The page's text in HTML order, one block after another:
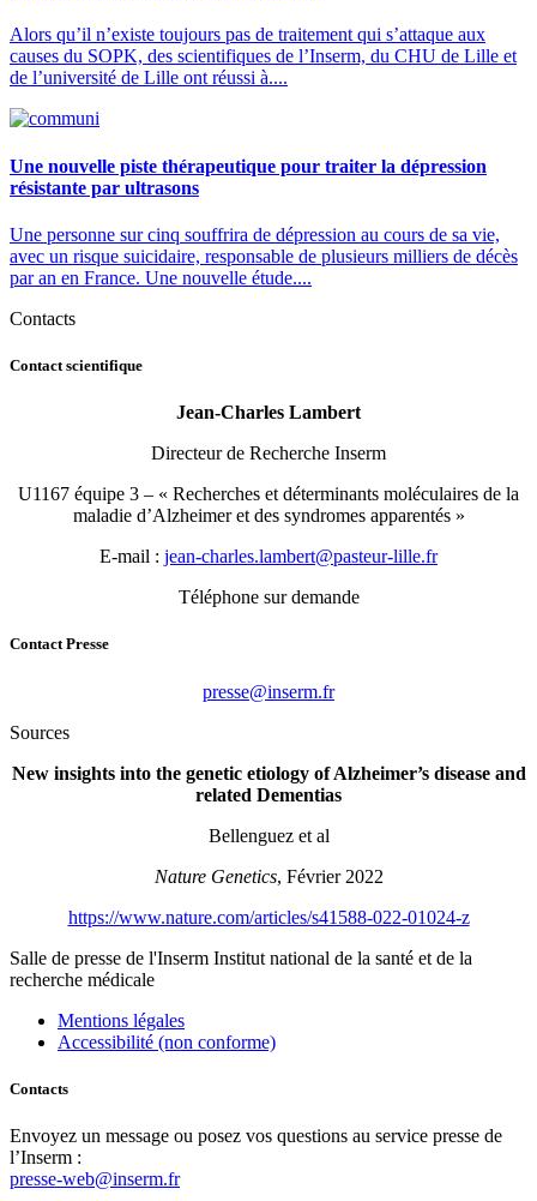
Alors qu’il n’existe toujours pas de traitement qui s’attaque aux
causes du SOPK, des scientifiques de l’Inserm, du CHU de Lille et
de l’université de Lille ont réussi à....
Une nouvelle piste thérapeutique pour traiter la dépression
résistante par ultrasons
Une personne sur cinq souffrira de dépression au cours de sa vie,
avec un risque suicidaire, responsable de plusieurs milliers de décès
par an en France. Une nouvelle étude....
Contacts
Contact scientifique
Jean-Charles Lambert
Directeur de Recherche Inserm
U1167 équipe 3 – « Recherches et déterminants moléculaires de la
maladie d’Alzheimer et des syndromes apparentés »
E-mail : rf.ellil-ruetsap@trebmal.selrahc-naej
Téléphone sur demande
Contact Presse
rf.mresni@esserp
Sources
New insights into the genetic etiology of Alzheimer’s disease and
related Dementias
Bellenguez et al
Nature Genetics, Février 2022
https://www.nature.com/articles/s41588-022-01024-z
Salle de presse de l'Inserm Institut national de la santé et de la
recherche médicale
Mentions légales
Accessibilité (non conforme)
Contacts
Envoyez un message ou posez vos questions au service presse de
l’Inserm :
presse-web@inserm.fr